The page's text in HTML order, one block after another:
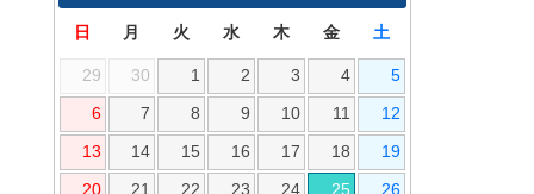
日 月 火 水 木 金 土
29 30 1 2 3 4 5
6 7 8 9 10 11 12
13 14 15 16 17 18 19
20 21 22 23 24 25 26